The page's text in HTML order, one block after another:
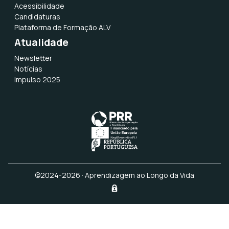
Acessibilidade
Candidaturas
Plataforma de Formação ALV
Atualidade
Newsletter
Notícias
Impulso 2025
©2024-2026 · Aprendizagem ao Longo da Vida